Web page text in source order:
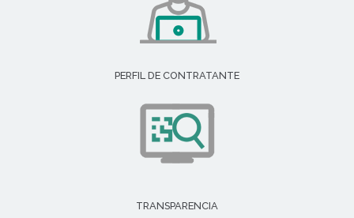
PERFIL DE CONTRATANTE
TRANSPARENCIA